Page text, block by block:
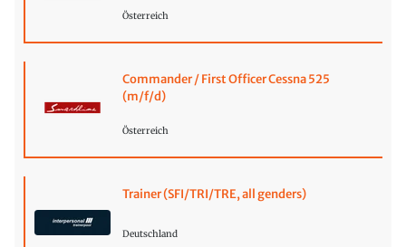
Österreich
Commander / First Officer Cessna 525
(m/f/d)
Österreich
Trainer (SFI/TRI/TRE, all genders)
Deutschland